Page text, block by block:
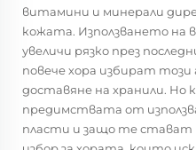
витамини и минерали
кожата. Използването на
увеличи рязко през
повече хора избират
доставяне на хранили. Но
предимствата от
пласти и защо те стават